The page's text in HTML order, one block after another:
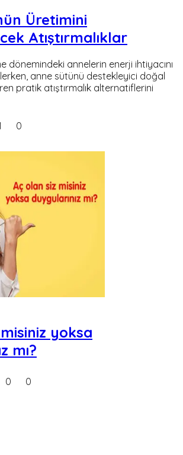
Üretimini
Atıştırmalıklar
dönemindeki annelerin enerji ihtiyacını
anne sütünü destekleyici doğal
pratik atıştırmalık alternatiflerini
0
yoksa
mı?
0 0